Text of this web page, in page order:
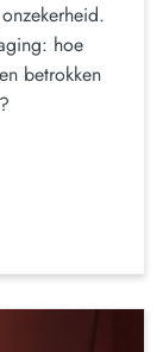
hoe
betrokken